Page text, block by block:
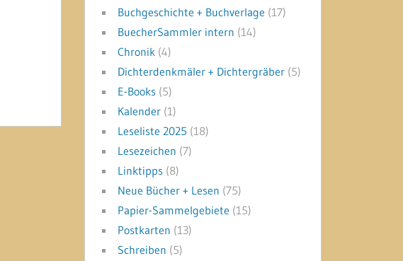
Buchgeschichte + Buchverlage (17)
BuecherSammler intern (14)
Chronik (4)
Dichterdenkmäler + Dichtergräber (5)
E-Books (5)
Kalender (1)
Leseliste 2025 (18)
Lesezeichen (7)
Linktipps (8)
Neue Bücher + Lesen (75)
Papier-Sammelgebiete (15)
Postkarten (13)
Schreiben (5)